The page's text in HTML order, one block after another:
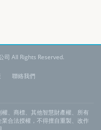
司 All Rights Reserved.
聯絡我們
、商標、其他智慧財產權、所有
合法授權，不得擅自重製、改作